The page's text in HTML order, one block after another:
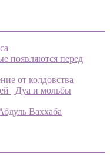
появляются перед
от колдовства
| Дуа и мольбы
Ваххаба